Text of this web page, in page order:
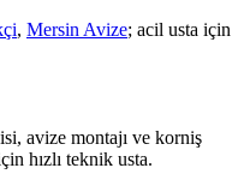
, Mersin Avize; acil usta için
avize montajı ve korniş
hızlı teknik usta.